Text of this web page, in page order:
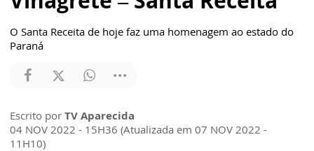
O Santa Receita de hoje faz uma homenagem ao estado do
Paraná
Escrito por TV Aparecida
04 NOV 2022 - 15H36 (Atualizada em 07 NOV 2022 -
11H10)